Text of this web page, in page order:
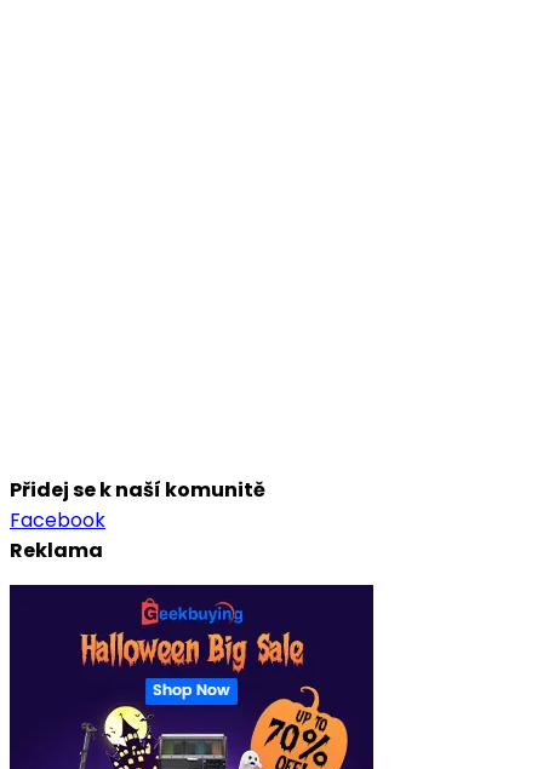
Přidej se k naší komunitě
Facebook
Reklama